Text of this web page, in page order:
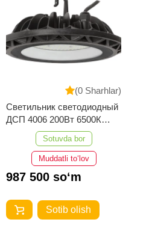
(0 Sharhlar)
Светильник светодиодный
ДСП 4006 200Вт 6500К
IP65 алюминий IEK
Sotuvda bor
Muddatli to‘lov
987 500 so‘m
Sotib olish